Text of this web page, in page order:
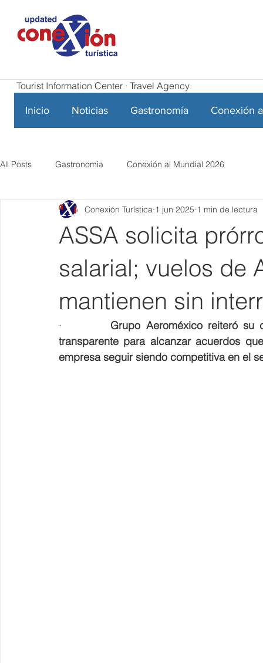
Tourist Information Center · Travel Agency
Inicio Noticias Gastronomía Conexión
All Posts Gastronomia Conexión al Mundial 2026
ASSA solicita
salarial; vuelos de
mantienen sin
Conexión Turística 1 jun 2025 1 min de lectura
· Grupo Aeroméxico reiteró su
transparente para alcanzar acuerdos
empresa seguir siendo competitiva en el